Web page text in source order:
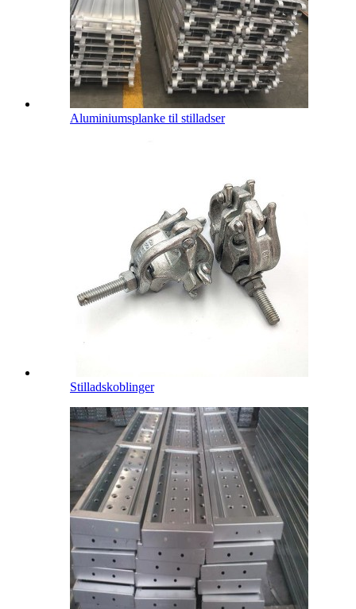
Aluminiumsplanke til stilladser
Stilladskoblinger